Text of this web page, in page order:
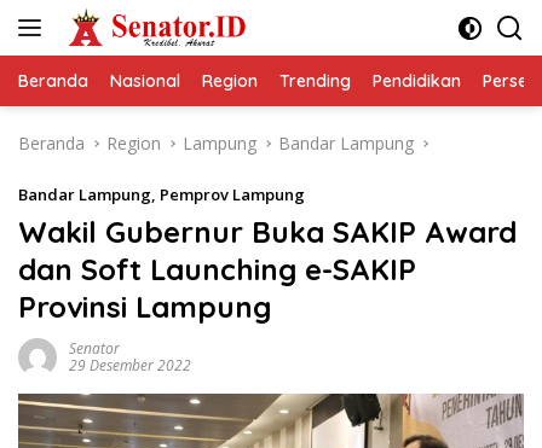
Beranda Nasional Region Trending Pendidikan
Beranda Region Lampung Bandar Lampung
Bandar Lampung, Pemprov Lampung
Wakil Gubernur Buka SAKIP Award
dan Soft Launching e-SAKIP
Provinsi Lampung
Senator
29 Desember 2022